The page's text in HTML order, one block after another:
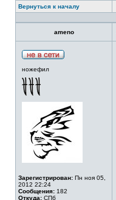
Вернуться к началу
ameno
ножефил
Зарегистрирован: Пн ноя 05,
2012 22:24
Сообщения: 182
Откуда: СПб